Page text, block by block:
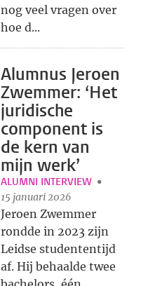
nog veel vragen over
hoe d...
Alumnus Jeroen
Zwemmer: ‘Het
juridische
component is
de kern van
mijn werk’
ALUMNI INTERVIEW
15 januari 2026
Jeroen Zwemmer
rondde in 2023 zijn
Leidse studententijd
af. Hij behaalde twee